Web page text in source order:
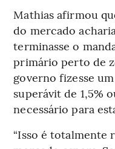
Mathias afirmou
do mercado
terminasse o
primário perto de
governo fizesse
superávit de 1,5%
necessário para
“Isso é totalmente